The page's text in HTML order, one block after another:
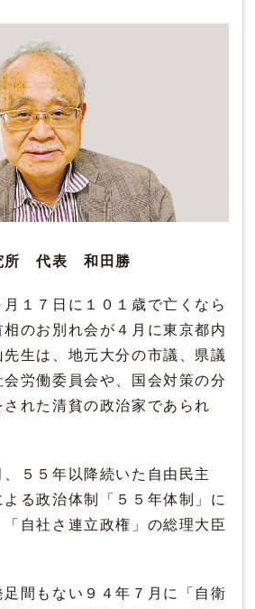
所 代表 和田勝
１７日に１０１歳で亡くなら
のお別れ会が４月に東京都内
生は、地元大分の市議、県議
労働委員会や、国会対策の分
れた清貧の政治家であられ
５５年以降続いた自由民主
る政治体制「５５年体制」に
自社さ連立政権」の総理大臣
間もない９４年７月に「自衛